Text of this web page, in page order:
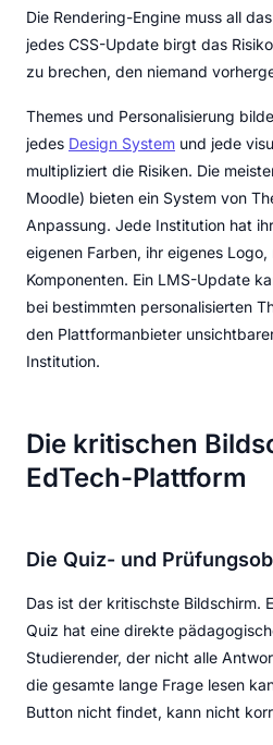
Die Rendering-Engine muss all
jedes CSS-Update birgt das
zu brechen, den niemand
Themes und Personalisierung
jedes Design System und jede
multipliziert die Risiken. Die
Moodle) bieten ein System von
Anpassung. Jede Institution hat
eigenen Farben, ihr eigenes
Komponenten. Ein LMS-Update
bei bestimmten personalisierten
den Plattformanbieter
Institution.
Die kritischen
EdTech-Plattform
Die Quiz- und
Das ist der kritischste Bildschirm.
Quiz hat eine direkte
Studierender, der nicht alle
die gesamte lange Frage lesen
Button nicht findet, kann nicht